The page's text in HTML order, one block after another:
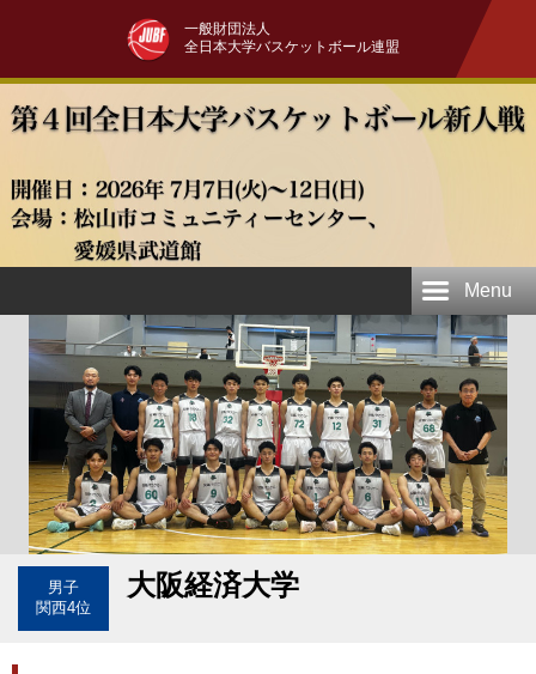
一般財団法人
全日本大学バスケットボール連盟
Menu
男子
関西4位
大阪経済大学